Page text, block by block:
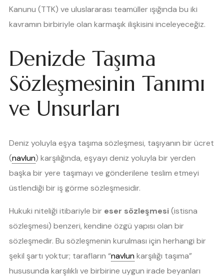
Kanunu (TTK) ve uluslararası teamüller ışığında bu iki
kavramın birbiriyle olan karmaşık ilişkisini inceleyeceğiz.
Denizde Taşıma
Sözleşmesinin Tanımı
ve Unsurları
Deniz yoluyla eşya taşıma sözleşmesi, taşıyanın bir ücret
(navlun) karşılığında, eşyayı deniz yoluyla bir yerden
başka bir yere taşımayı ve gönderilene teslim etmeyi
üstlendiği bir iş görme sözleşmesidir.
Hukuki niteliği itibariyle bir eser sözleşmesi(istisna
sözleşmesi) benzeri, kendine özgü yapısı olan bir
sözleşmedir. Bu sözleşmenin kurulması için herhangi bir
şekil şartı yoktur; tarafların “navlunkarşılığı taşıma”
hususunda karşılıklı ve birbirine uygun irade beyanları